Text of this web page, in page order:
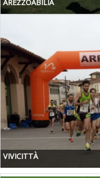
AREZZOABILIA
VIVICITTÀ